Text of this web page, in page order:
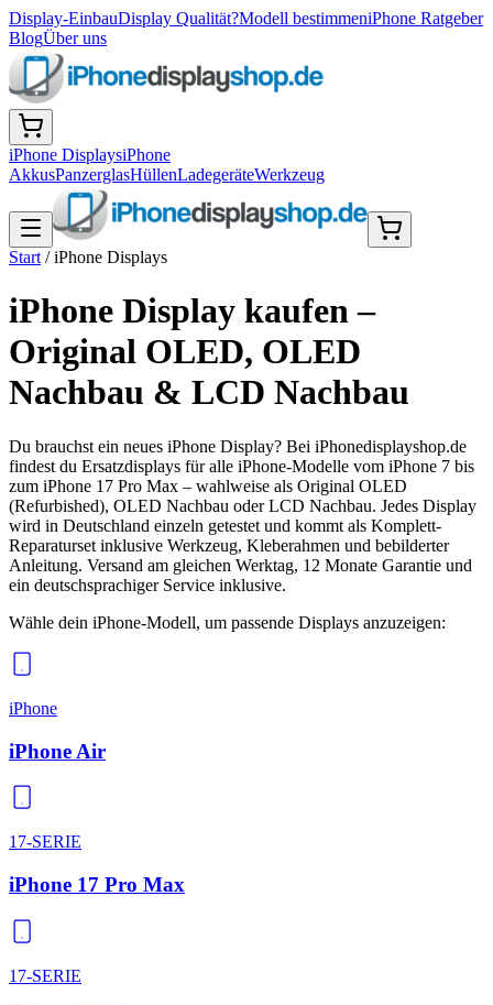
Display-EinbauDisplay Qualität?Modell bestimmeniPhone Ratgeber
BlogÜber uns
iPhone DisplaysiPhone
AkkusPanzerglasHüllenLadegeräteWerkzeug
Start /iPhone Displays
iPhone Display kaufen –
Original OLED, OLED
Nachbau & LCD Nachbau
Du brauchst ein neues iPhone Display? Bei iPhonedisplayshop.de
findest du Ersatzdisplays für alle iPhone-Modelle vom iPhone 7 bis
zum iPhone 17 Pro Max – wahlweise als Original OLED
(Refurbished), OLED Nachbau oder LCD Nachbau. Jedes Display
wird in Deutschland einzeln getestet und kommt als Komplett-
Reparaturset inklusive Werkzeug, Kleberahmen und bebilderter
Anleitung. Versand am gleichen Werktag, 12 Monate Garantie und
ein deutschsprachiger Service inklusive.
Wähle dein iPhone-Modell, um passende Displays anzuzeigen:
iPhone
iPhone Air
17-SERIE
iPhone 17 Pro Max
17-SERIE